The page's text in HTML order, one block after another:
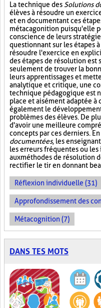
La technique des Solutions
élèves à résoudre un
et en documentant ces
métacagonition puisqu'elle
conscience de leurs
questionnant sur les étapes
résoudre l'exercice en
des étapes de résolution est
seulement de trouver la
leurs apprentissages et
analytique et critique, une
technique pédagogique est
place et aisément adaptée à
également le
problèmes des élèves. De
d'avoir une meilleure
concepts par ces derniers.
documentées, les
les erreurs fréquentes ou
aux méthodes de résolution
rectifier le tir en donnant
Réflexion individuelle (31)
Approfondissement des
Métacognition (7)
DANS TES MOTS